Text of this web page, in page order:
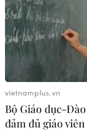
CƠ QUAN CHỦ QUẢN: THÔNG
Tổng Biên tập: TRẦN
Phó Tổng Biên tập:
vietnamplus.vn
Bộ Giáo dục-
đảm đủ giáo